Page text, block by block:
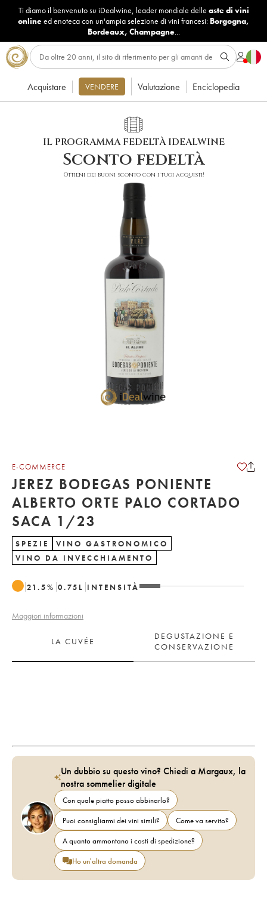
Ti diamo il benvenuto su iDealwine, leader mondiale delle aste di vini
onlineed enoteca con un'ampia selezione di vini francesi: Borgogna,
Bordeaux, Champagne...
Acquistare VENDERE Valutazione Enciclopedia
IL PROGRAMMA FEDELTÀ IDEALWINE
Sconto fedeltà
Ottieni dei buoni sconto con i tuoi acquisti!
E-COMMERCE
JEREZ BODEGAS PONIENTE
ALBERTO ORTE PALO CORTADO
SACA 1/23
SPEZIE
VINO GASTRONOMICO
VINO DA INVECCHIAMENTO
21.5% 0.75 L INTENSITÀ
Maggiori informazioni
LA CUVÉE
DEGUSTAZIONE E
CONSERVAZIONE
Un dubbio su questo vino? Chiedi a Margaux, la
nostra sommelier digitale
Con quale piatto posso abbinarlo?
Puoi consigliarmi dei vini simili?
Come va servito?
A quanto ammontano i costi di spedizione?
Ho un'altra domanda